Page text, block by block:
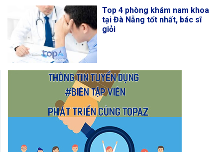
Top 4 phòng khám nam khoa
tại Đà Nẵng tốt nhất, bác sĩ
giỏi